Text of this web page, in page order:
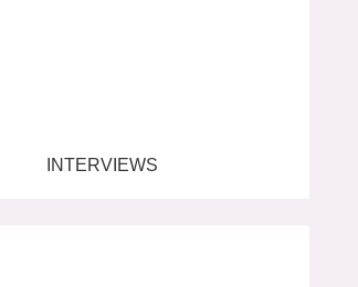
INTERVIEWS